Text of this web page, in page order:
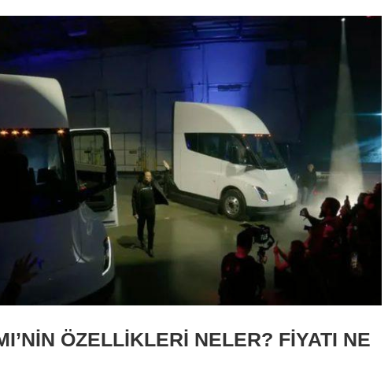
ÖZELLİKLERİ NELER? FİYATI NE